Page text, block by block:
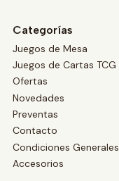
Categorías
Juegos de Mesa
Juegos de Cartas TCG
Ofertas
Novedades
Preventas
Contacto
Condiciones Generales
Accesorios